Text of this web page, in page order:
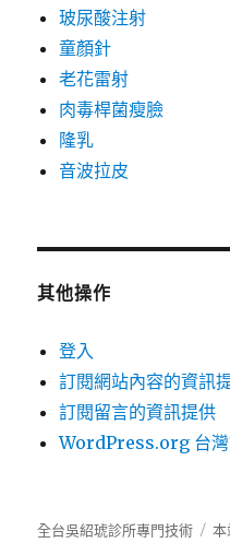
玻尿酸注射
童顏針
老花雷射
肉毒桿菌瘦臉
隆乳
音波拉皮
其他操作
登入
訂閱網站內容的資訊
訂閱留言的資訊提供
WordPress.org 台灣
全台吳紹琥診所專門技術